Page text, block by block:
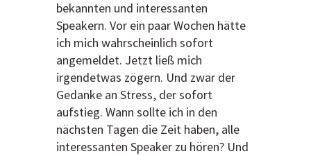
bekannten und interessanten
Speakern. Vor ein paar Wochen hätte
ich mich wahrscheinlich sofort
angemeldet. Jetzt ließ mich
irgendetwas zögern. Und zwar der
Gedanke an Stress, der sofort
aufstieg. Wann sollte ich in den
nächsten Tagen die Zeit haben, alle
interessanten Speaker zu hören? Und